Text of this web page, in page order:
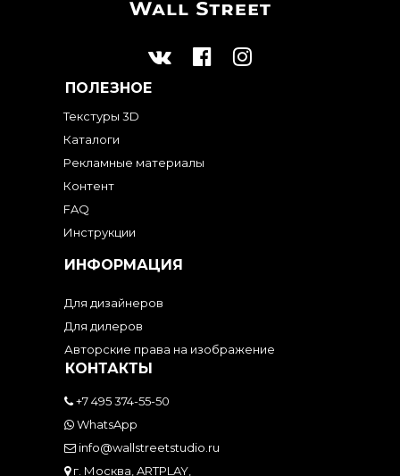
ПОЛЕЗНОЕ
Текстуры 3D
Каталоги
Рекламные материалы
Контент
FAQ
Инструкции
ИНФОРМАЦИЯ
Для дизайнеров
Для дилеров
Авторские права на изображение
КОНТАКТЫ
+7 495 374-55-50
WhatsApp
info@wallstreetstudio.ru
г. Москва, ARTPLAY,